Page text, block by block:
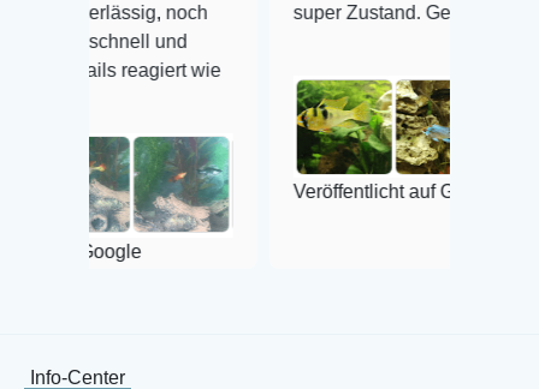
noch
reagiert wie
super Zustand. Gerne wieder 😃
Veröffentlicht auf Google
Info-Center